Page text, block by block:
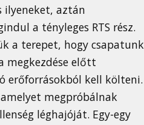
ilyeneket, aztán
a tényleges RTS rész.
a terepet, hogy csapatunk
megkezdése előtt
erőforrásokból kell költeni.
megpróbálnak
léghajóját. Egy-egy